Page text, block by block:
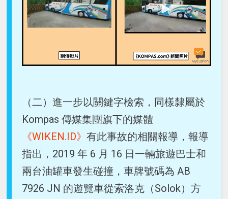
（二）進一步以關鍵字檢索，同樣隸屬於
Kompas 傳媒集團旗下的媒體
《WIKEN.ID》有此事故的相關報導，報導
指出，2019 年 6 月 16 日一輛旅遊巴士和
兩台油罐車發生碰撞，車牌號碼為 AB
7926 JN 的遊覽車從索洛克（Solok）方